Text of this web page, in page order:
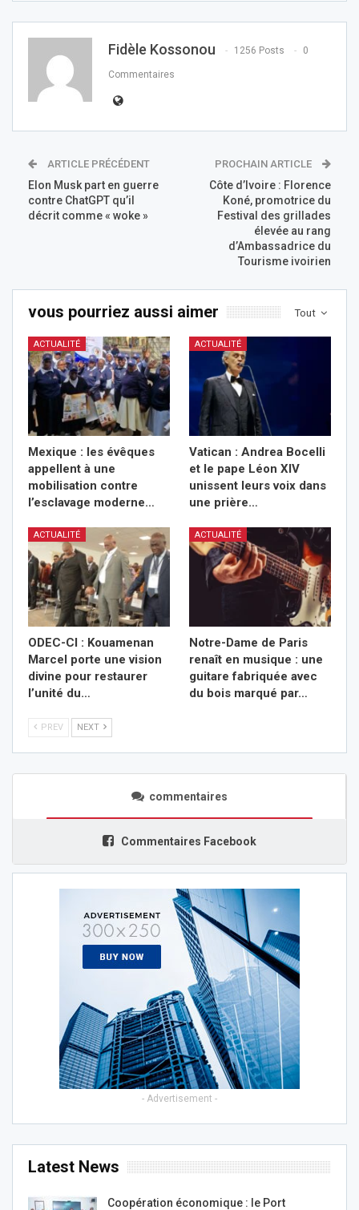
Fidèle Kossonou 1256 Posts 0
Commentaires
ARTICLE PRÉCÉDENT
Elon Musk part en guerre
contre ChatGPT qu’il
décrit comme « woke »
PROCHAIN ARTICLE
Côte d’Ivoire : Florence
Koné, promotrice du
Festival des grillades
élevée au rang
d’Ambassadrice du
Tourisme ivoirien
Tout
vous pourriez aussi aimer
ACTUALITÉ
Mexique : les évêques
appellent à une
mobilisation contre
l’esclavage moderne…
ACTUALITÉ
Vatican : Andrea Bocelli
et le pape Léon XIV
unissent leurs voix dans
une prière…
ACTUALITÉ
ODEC-CI : Kouamenan
Marcel porte une vision
divine pour restaurer
l’unité du…
ACTUALITÉ
Notre-Dame de Paris
renaît en musique : une
guitare fabriquée avec
du bois marqué par…
PREV NEXT
commentaires
Commentaires Facebook
- Advertisement -
Latest News
Coopération économique : le Port